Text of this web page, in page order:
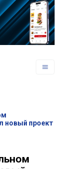
новый проект